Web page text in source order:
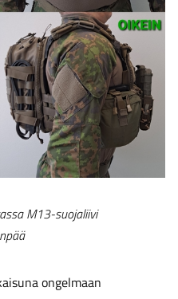
M13-suojaliivi
ongelmaan